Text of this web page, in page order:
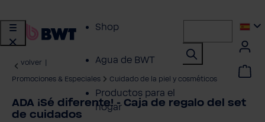
Shop
Agua de BWT
Productos para el
hogar
volver
Promociones & Especiales Cuidado de la piel y cosméticos
ADA ¡Sé diferente! - Caja de regalo del set
de cuidados